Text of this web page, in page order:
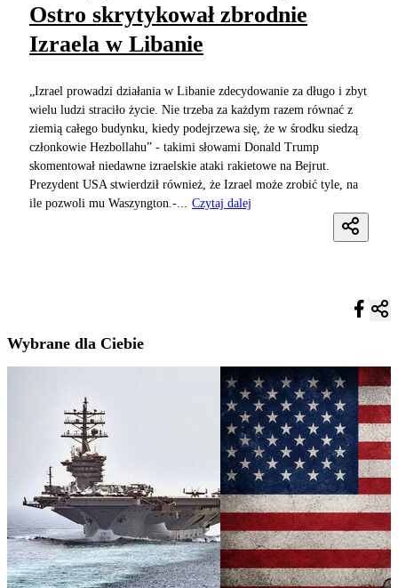
Ostro skrytykował zbrodnie
Izraela w Libanie
„Izrael prowadzi działania w Libanie zdecydowanie za długo i zbyt
wielu ludzi straciło życie. Nie trzeba za każdym razem równać z
ziemią całego budynku, kiedy podejrzewa się, że w środku siedzą
członkowie Hezbollahu” - takimi słowami Donald Trump
skomentował niedawne izraelskie ataki rakietowe na Bejrut.
Prezydent USA stwierdził również, że Izrael może zrobić tyle, na
ile pozwoli mu Waszyngton. ​-...
Czytaj dalej
Wybrane dla Ciebie